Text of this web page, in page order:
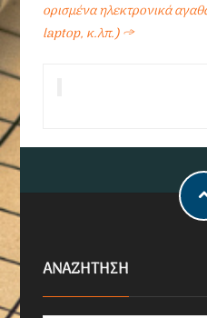
ορισμένα ηλεκτρονικά
laptop, κ.λπ.)→
ΑΝΑΖΗΤΗΣΗ